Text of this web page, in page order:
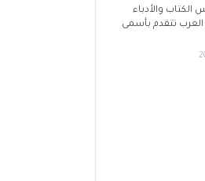
والأدباء
العرب تتقدم بأسمى